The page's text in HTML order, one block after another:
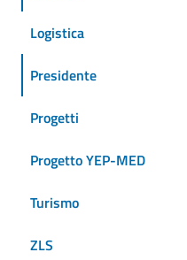
Logistica
Presidente
Progetti
Progetto YEP-MED
Turismo
ZLS